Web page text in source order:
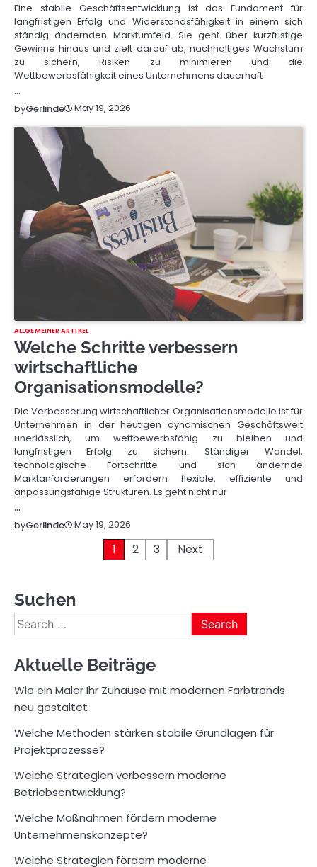
Eine stabile Geschäftsentwicklung ist das Fundament für
langfristigen Erfolg und Widerstandsfähigkeit in einem sich
ständig ändernden Marktumfeld. Sie geht über kurzfristige
Gewinne hinaus und zielt darauf ab, nachhaltiges Wachstum
zu sichern, Risiken zu minimieren und die
Wettbewerbsfähigkeit eines Unternehmens dauerhaft
…
byGerlinde May 19, 2026
ALLGEMEINER ARTIKEL
Welche Schritte verbessern
wirtschaftliche
Organisationsmodelle?
Die Verbesserung wirtschaftlicher Organisationsmodelle ist für
Unternehmen in der heutigen dynamischen Geschäftswelt
unerlässlich, um wettbewerbsfähig zu bleiben und
langfristigen Erfolg zu sichern. Ständiger Wandel,
technologische Fortschritte und sich ändernde
Marktanforderungen erfordern flexible, effiziente und
anpassungsfähige Strukturen. Es geht nicht nur
…
byGerlinde May 19, 2026
1 2 3 Next
Suchen
Search
for:
Aktuelle Beiträge
Wie ein Maler Ihr Zuhause mit modernen Farbtrends
neu gestaltet
Welche Methoden stärken stabile Grundlagen für
Projektprozesse?
Welche Strategien verbessern moderne
Betriebsentwicklung?
Welche Maßnahmen fördern moderne
Unternehmenskonzepte?
Welche Strategien fördern moderne